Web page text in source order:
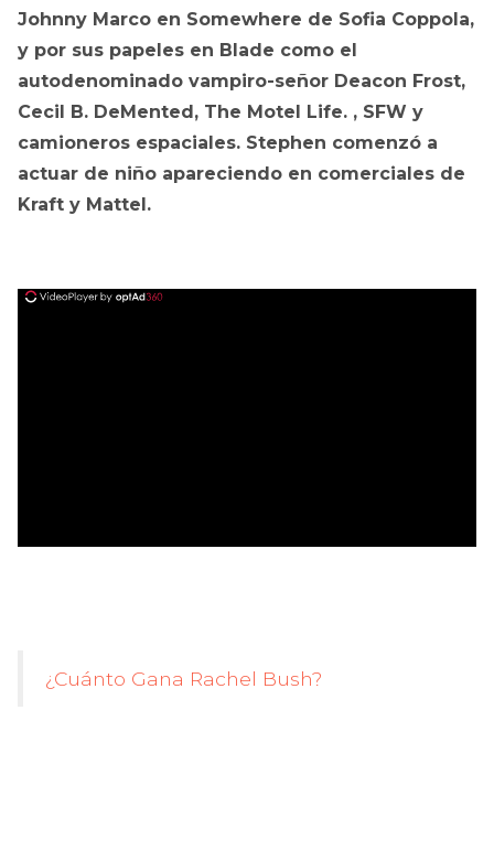
Johnny Marco en Somewhere de Sofia Coppola,
y por sus papeles en Blade como el
autodenominado vampiro-señor Deacon Frost,
Cecil B. DeMented, The Motel Life. , SFW y
camioneros espaciales. Stephen comenzó a
actuar de niño apareciendo en comerciales de
Kraft y Mattel.
¿Cuánto Gana Rachel Bush?